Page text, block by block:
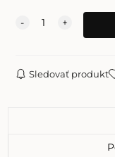
Sledovať produkt